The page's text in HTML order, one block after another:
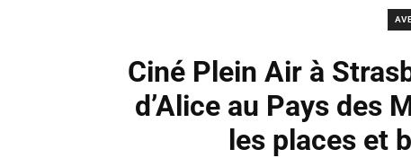
Ciné Plein Air à
d’Alice au Pays des
les places et